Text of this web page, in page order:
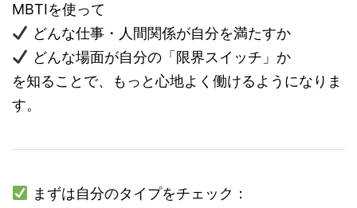
MBTIを使って
どんな仕事・人間関係が自分を満たすか
どんな場面が自分の「限界スイッチ」か
を知ることで、もっと心地よく働けるようになりま
す。
まずは自分のタイプをチェック：